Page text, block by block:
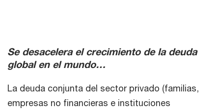
Se desacelera el crecimiento de la deuda
global en el mundo…
La deuda conjunta del sector privado (familias,
empresas no financieras e instituciones